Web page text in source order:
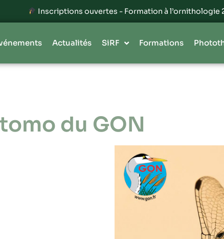
Inscriptions ouvertes - Formation à l’ornithologie
Actualités SiRF Formations
du GON